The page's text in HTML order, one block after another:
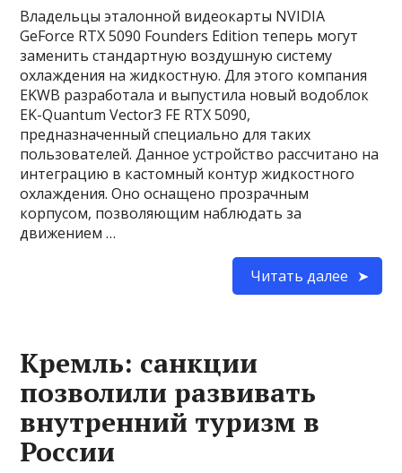
Владельцы эталонной видеокарты NVIDIA
GeForce RTX 5090 Founders Edition теперь могут
заменить стандартную воздушную систему
охлаждения на жидкостную. Для этого компания
EKWB разработала и выпустила новый водоблок
EK-Quantum Vector3 FE RTX 5090,
предназначенный специально для таких
пользователей. Данное устройство рассчитано на
интеграцию в кастомный контур жидкостного
охлаждения. Оно оснащено прозрачным
корпусом, позволяющим наблюдать за
движением …
Читать далее
Кремль: санкции
позволили развивать
внутренний туризм в
России